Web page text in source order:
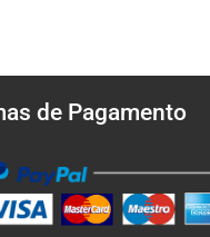
de Pagamento